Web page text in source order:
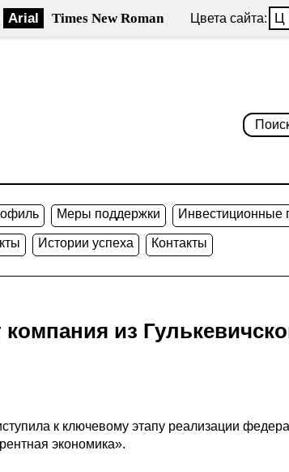
Arial Times New Roman Цвета сайта: Ц
Меры поддержки Инвестиционные
Истории успеха Контакты
компания из
к ключевому этапу реализации
экономика».